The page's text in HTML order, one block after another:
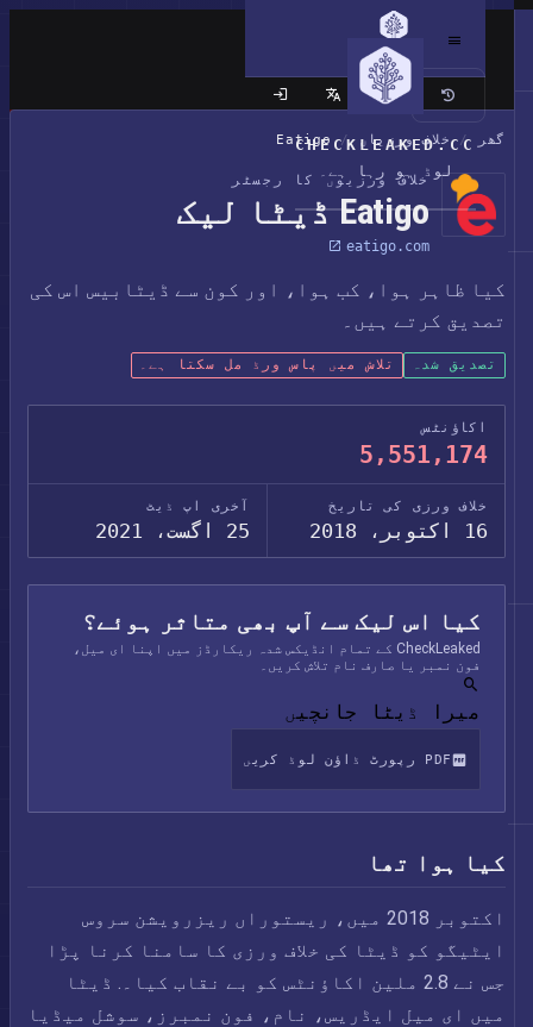
CHECKLEAKED.CC
لوڈ ہو رہا ہے۔
کلاسک سائٹ
گھر / خلاف ورزیاں /
Eatigo
خلاف ورزیوں کا رجسٹر
Eatigo ڈیٹا لیک
eatigo.com
کیا ظاہر ہوا، کب ہوا، اور کون سے ڈیٹابیس اس کی
تصدیق کرتے ہیں۔
تصدیق شدہ تلاش میں پاس ورڈ مل سکتا ہے۔
اکاؤنٹس
5,551,174
خلاف ورزی کی تاریخ
16 اکتوبر، 2018
آخری اپ ڈیٹ
25 اگست، 2021
کیا اس لیک سے آپ بھی متاثر ہوئے؟
CheckLeaked کے تمام انڈیکس شدہ ریکارڈز میں اپنا ای میل،
فون نمبر یا صارف نام تلاش کریں۔
میرا ڈیٹا جانچیں
PDF رپورٹ ڈاؤن لوڈ کریں
کیا ہوا تھا
اکتوبر 2018 میں، ریستوراں ریزرویشن سروس
ایٹیگو کو ڈیٹا کی خلاف ورزی کا سامنا کرنا پڑا
جس نے 2.8 ملین اکاؤنٹس کو بے نقاب کیا۔. ڈیٹا
میں ای میل ایڈریس، نام، فون نمبرز، سوشل میڈیا